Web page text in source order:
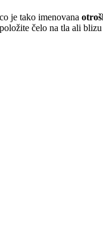
je tako imenovana
čelo na tla ali